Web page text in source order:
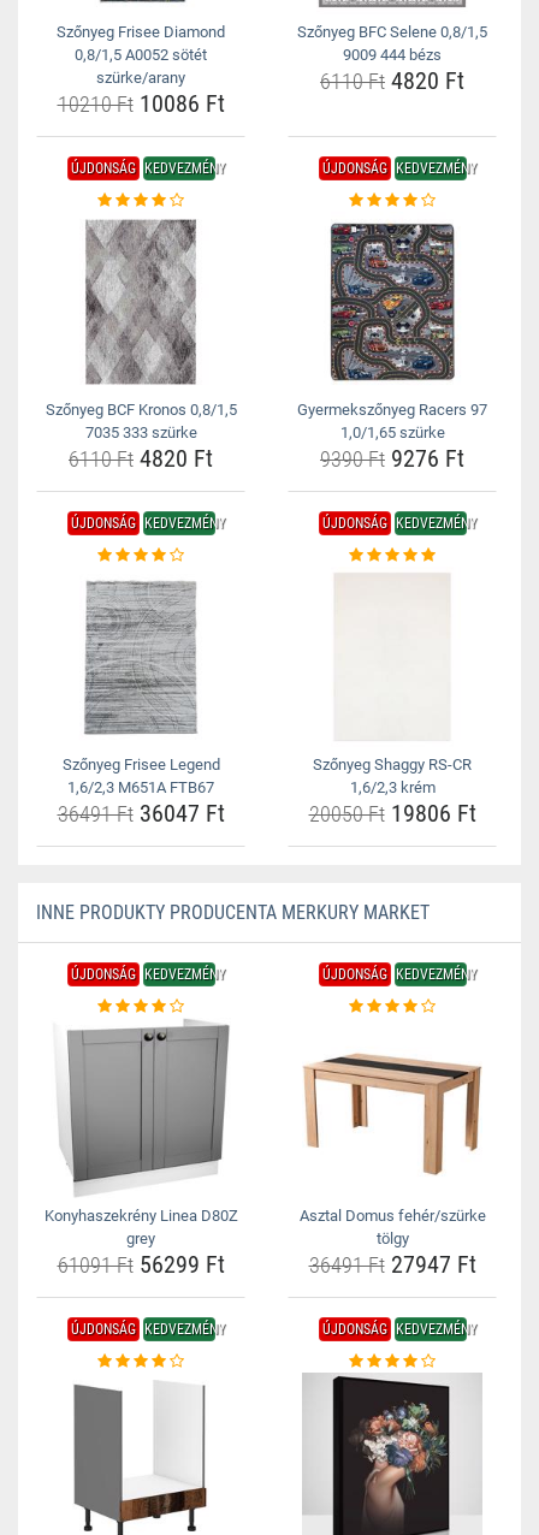
Szőnyeg Frisee Diamond
0,8/1,5 A0052 sötét
szürke/arany
10210 Ft10086 Ft
Szőnyeg BFC Selene 0,8/1,5
9009 444 bézs
6110 Ft 4820 Ft
ÚJDONSÁG KEDVEZMÉNY
Szőnyeg BCF Kronos 0,8/1,5
7035 333 szürke
6110 Ft 4820 Ft
ÚJDONSÁG KEDVEZMÉNY
Gyermekszőnyeg Racers 97
1,0/1,65 szürke
9390 Ft 9276 Ft
ÚJDONSÁG KEDVEZMÉNY
Szőnyeg Frisee Legend
1,6/2,3 M651A FTB67
36491 Ft36047 Ft
ÚJDONSÁG KEDVEZMÉNY
Szőnyeg Shaggy RS-CR
1,6/2,3 krém
20050 Ft19806 Ft
INNE PRODUKTY PRODUCENTA MERKURY MARKET
ÚJDONSÁG KEDVEZMÉNY
Konyhaszekrény Linea D80Z
grey
61091 Ft56299 Ft
ÚJDONSÁG KEDVEZMÉNY
Asztal Domus fehér/szürke
tölgy
36491 Ft27947 Ft
ÚJDONSÁG KEDVEZMÉNY ÚJDONSÁG KEDVEZMÉNY